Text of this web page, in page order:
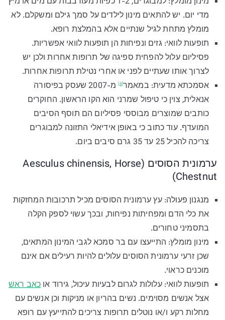
מדי יום. יש להתאים מינון לילדים על סמך גילם ומשקלם. לא
מומלץ מתחת לגיל שנתיים אלא בהמלצת רופא.
תופעות לוואי: גזים ונפיחות הן תופעות לוואי אפשריות.
פסיליום עלול להפחית ספיגה של תרופות אחרות ולכן יש
לצרוך אותו שעתיים לפני או אחרי נטילת תרופות אחרות.
אסמכתא מדעית: במאמר[4]
מ-2007 שעסק בפיסורה
אנאלית, צוין כי טיפול שמרני הוא הקו הראשון. החוקרים
כותבים שמוצרים מבוססי פסיליום הם תוסף הסיבים
המועדף. עוד כתוב כי באופן אידיאלי התזונה למבוגרים
צריכה להכיל 25 עד 35 גרם סיבים ביום.
ערמונית הסוסים (Aesculus chinensis, Horse
Chestnut)
מנגנון פעולה: עץ ערמונית הסוסים מכיל תרכובות המחזקות
את כלי הדם ומפחיתות נפיחות, ובכך עשוי לספק הקלה
בתסמיני טחורים.
מינון מומלץ: התייעצו עם בר סמכא לגבי המינון המתאים,
שכן זרעי ערמונית הסוסים עלולים להיות רעילים אם אינם
מוכנים כראוי.
תופעות לוואי: עלולות לגרום לבעיות עיכול, גירוד או כאב ראש
אצל אנשים מסוימים. נשים בהריון או מניקות וכן אנשים עם
מחלות רקע ו/או נוטלים תרופות צריכים להתייעץ עם רופא